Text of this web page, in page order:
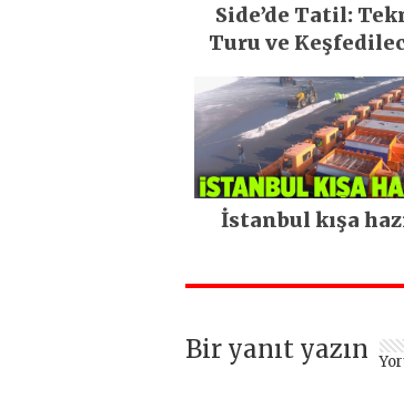
Side’de Tatil:
Turu ve
İstanbul kışa
Bir yanıt yazın